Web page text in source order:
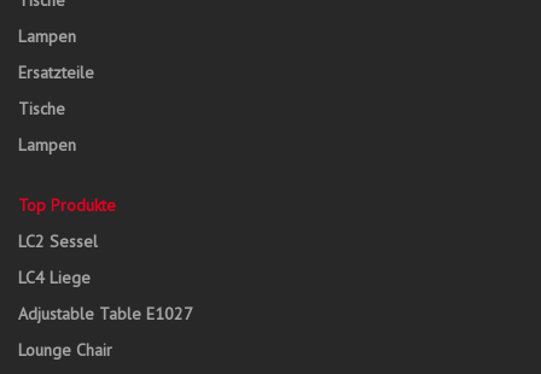
Lampen
Ersatzteile
Tische
Lampen
Top Produkte
LC2 Sessel
LC4 Liege
Adjustable Table E1027
Lounge Chair